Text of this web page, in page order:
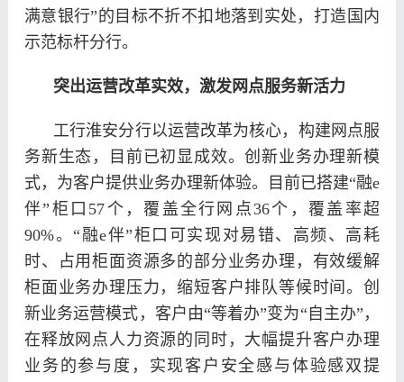
满意银行”的目标不折不扣地落到实处，打造国内
示范标杆分行。
突出运营改革实效，激发网点服务新活力
工行淮安分行以运营改革为核心，构建网点服
务新生态，目前已初显成效。创新业务办理新模
式，为客户提供业务办理新体验。目前已搭建“融e
伴”柜口57个，覆盖全行网点36个，覆盖率超
90%。“融e伴”柜口可实现对易错、高频、高耗
时、占用柜面资源多的部分业务办理，有效缓解
柜面业务办理压力，缩短客户排队等候时间。创
新业务运营模式，客户由“等着办”变为“自主办”，
在释放网点人力资源的同时，大幅提升客户办理
业务的参与度，实现客户安全感与体验感双提